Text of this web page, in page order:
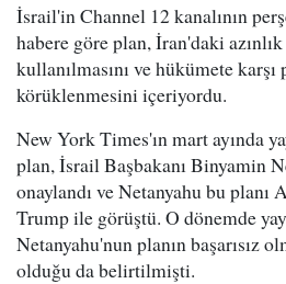
İsrail'in Channel 12 kanalının
habere göre plan, İran'daki azınlık
kullanılmasını ve hükümete karşı
körüklenmesini içeriyordu.
New York Times'ın mart ayında
plan, İsrail Başbakanı Binyamin
onaylandı ve Netanyahu bu planı
Trump ile görüştü. O dönemde
Netanyahu'nun planın başarısız
olduğu da belirtilmişti.